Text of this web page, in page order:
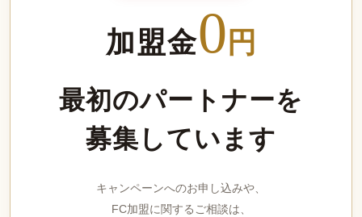
加盟金0 円
最初のパートナーを
募集しています
キャンペーンへのお申し込みや、
FC加盟に関するご相談は、